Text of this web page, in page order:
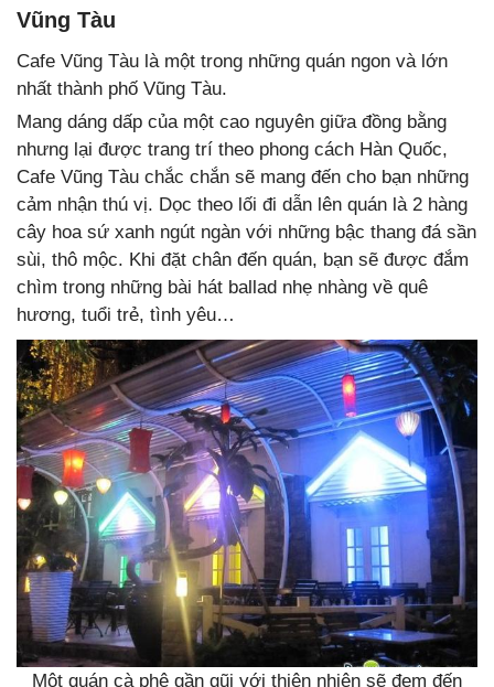
Vũng Tàu
Cafe Vũng Tàu là một trong những quán ngon và lớn
nhất thành phố Vũng Tàu.
Mang dáng dấp của một cao nguyên giữa đồng bằng
nhưng lại được trang trí theo phong cách Hàn Quốc,
Cafe Vũng Tàu chắc chắn sẽ mang đến cho bạn những
cảm nhận thú vị. Dọc theo lối đi dẫn lên quán là 2 hàng
cây hoa sứ xanh ngút ngàn với những bậc thang đá sần
sùi, thô mộc. Khi đặt chân đến quán, bạn sẽ được đắm
chìm trong những bài hát ballad nhẹ nhàng về quê
hương, tuổi trẻ, tình yêu…
Một quán cà phê gần gũi với thiên nhiên sẽ đem đến